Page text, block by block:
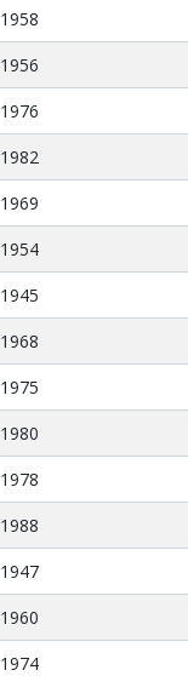
1958
1956
1976
1982
1969
1954
1945
1968
1975
1980
1978
1988
1947
1960
1974